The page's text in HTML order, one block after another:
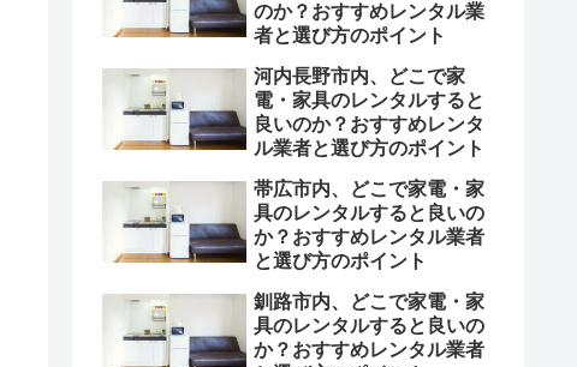
のか？おすすめレンタル業
者と選び方のポイント
河内長野市内、どこで家
電・家具のレンタルすると
良いのか？おすすめレンタ
ル業者と選び方のポイント
帯広市内、どこで家電・家
具のレンタルすると良いの
か？おすすめレンタル業者
と選び方のポイント
釧路市内、どこで家電・家
具のレンタルすると良いの
か？おすすめレンタル業者